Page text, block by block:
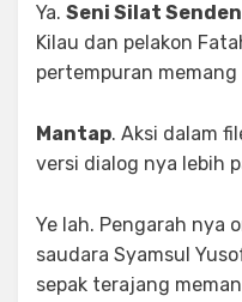
Ya. Seni Silat
Kilau dan pelakon
pertempuran
Mantap. Aksi dalam
versi dialog nya lebih
Ye lah. Pengarah nya
saudara Syamsul
sepak terajang